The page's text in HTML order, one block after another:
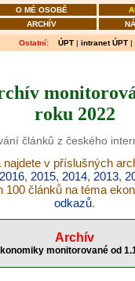
O MÉ OSOBĚ
ARCHÍV
Ostatní: ÚPT | intranet ÚPT |
roku 2022
článků z českého
v příslušných
2016, 2015, 2014, 2013,
100 článků na téma
odkazů.
Archív
monitorované od